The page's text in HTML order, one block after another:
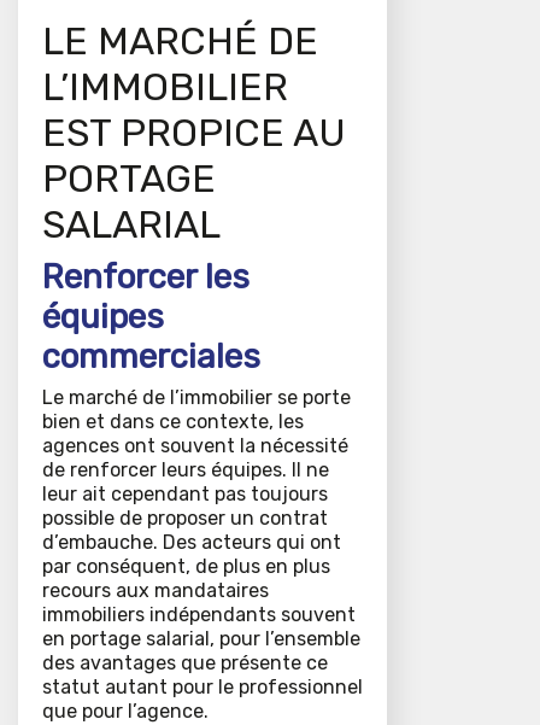
LE MARCHÉ DE
L’IMMOBILIER
EST PROPICE AU
PORTAGE
SALARIAL
Renforcer les
équipes
commerciales
Le marché de l’immobilier se porte
bien et dans ce contexte, les
agences ont souvent la nécessité
de renforcer leurs équipes. Il ne
leur ait cependant pas toujours
possible de proposer un contrat
d’embauche. Des acteurs qui ont
par conséquent, de plus en plus
recours aux mandataires
immobiliers indépendants souvent
en portage salarial, pour l’ensemble
des avantages que présente ce
statut autant pour le professionnel
que pour l’agence.